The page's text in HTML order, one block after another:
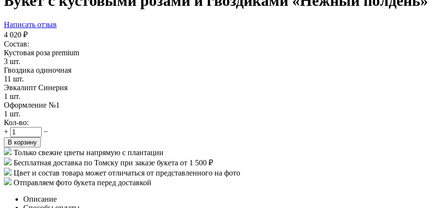
Написать отзыв
4 020 ₽
Состав:
Кустовая роза premium
3 шт.
Гвоздика одиночная
11 шт.
Эвкалипт Синерия
1 шт.
Оформление №1
1 шт.
Кол-во:
+
−
В корзину
Только свежие цветы напрямую с плантации
Бесплатная доставка по Томску при заказе букета от 1 500 ₽
Цвет и состав товара может отличаться от представленного на фото
Отправляем фото букета перед доставкой
Описание